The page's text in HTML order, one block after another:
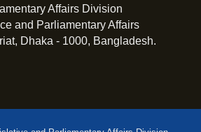
Affairs Division
and Parliamentary Affairs
Dhaka - 1000, Bangladesh.